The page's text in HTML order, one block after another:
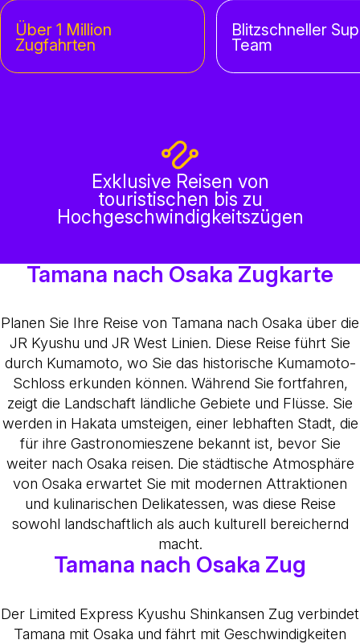
Über 1 Million
Zugfahrten
Blitzschneller
Team
Exklusive Reisen von
touristischen bis zu
Hochgeschwindigkeitszügen
Tamana nach Osaka Zugkarte
Planen Sie Ihre Reise von Tamana nach Osaka über die
JR Kyushu und JR West Linien. Diese Reise führt Sie
durch Kumamoto, wo Sie das historische Kumamoto-
Schloss erkunden können. Während Sie fortfahren,
zeigt die Landschaft ländliche Gebiete und Flüsse. Sie
werden in Hakata umsteigen, einer lebhaften Stadt, die
für ihre Gastronomieszene bekannt ist, bevor Sie
weiter nach Osaka reisen. Die städtische Atmosphäre
von Osaka erwartet Sie mit modernen Attraktionen
und kulinarischen Delikatessen, was diese Reise
sowohl landschaftlich als auch kulturell bereichernd
macht.
Tamana nach Osaka Zug
Der Limited Express Kyushu Shinkansen Zug verbindet
Tamana mit Osaka und fährt mit Geschwindigkeiten